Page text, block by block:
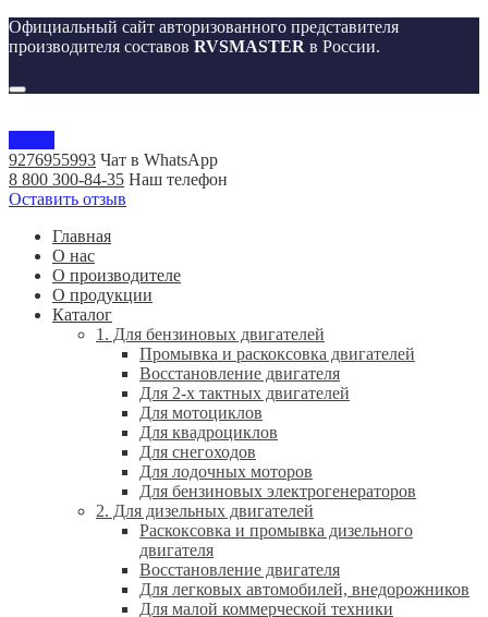
Официальный сайт авторизованного представителя
производителя составов RVSMASTER в России.
9276955993 Чат в WhatsApp
8 800 300-84-35 Наш телефон
Оставить отзыв
Главная
О нас
О производителе
О продукции
Каталог
1. Для бензиновых двигателей
Промывка и раскоксовка двигателей
Восстановление двигателя
Для 2-х тактных двигателей
Для мотоциклов
Для квадроциклов
Для снегоходов
Для лодочных моторов
Для бензиновых электрогенераторов
2. Для дизельных двигателей
Раскоксовка и промывка дизельного
двигателя
Восстановление двигателя
Для легковых автомобилей, внедорожников
Для малой коммерческой техники